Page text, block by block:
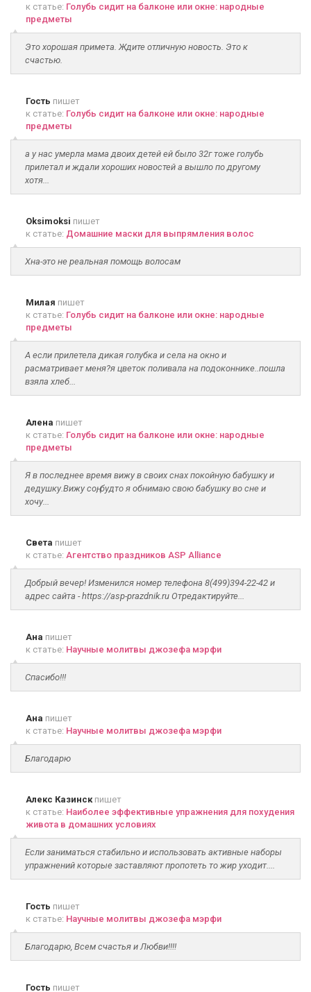
к статье: Голубь сидит на балконе или окне: народные
предметы
Это хорошая примета. Ждите отличную новость. Это к
счастью.
Гость пишет
к статье: Голубь сидит на балконе или окне: народные
предметы
а у нас умерла мама двоих детей ей было 32г тоже голубь
прилетал и ждали хороших новостей а вышло по другому
хотя...
Oksimoksi пишет
к статье: Домашние маски для выпрямления волос
Хна-это не реальная помощь волосам
Милая пишет
к статье: Голубь сидит на балконе или окне: народные
предметы
А если прилетела дикая голубка и села на окно и
расматривает меня?я цветок поливала на подоконнике..пошла
взяла хлеб...
Алена пишет
к статье: Голубь сидит на балконе или окне: народные
предметы
Я в последнее время вижу в своих снах покойную бабушку и
дедушку.Вижу соң, будто я обнимаю свою бабушку во сне и
хочу...
Света пишет
к статье: Агентство праздников ASP Alliance
Добрый вечер! Изменился номер телефона 8(499)394-22-42 и
адрес сайта - https://asp-prazdnik.ru Отредактируйте...
Ана пишет
к статье: Научные молитвы джозефа мэрфи
Спасибо!!!
Ана пишет
к статье: Научные молитвы джозефа мэрфи
Благодарю
Алекс Казинскпишет
к статье: Наиболее эффективные упражнения для похудения
живота в домашних условиях
Если заниматься стабильно и использовать активные наборы
упражнений которые заставляют пропотеть то жир уходит....
Гость пишет
к статье: Научные молитвы джозефа мэрфи
Благодарю, Всем счастья и Любви!!!!
Гость пишет